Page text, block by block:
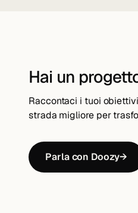
Hai un
Raccontaci i tuoi
strada migliore per
Parla con Doozy→